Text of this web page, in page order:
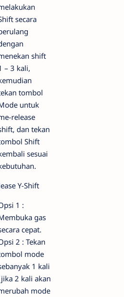
secara
shift
– 3 kali,
tombol
untuk
release
dan tekan
Shift
sesuai
Y-Shift
1 :
gas
cepat.
2 : Tekan
mode
1 kali
2 kali akan
mode